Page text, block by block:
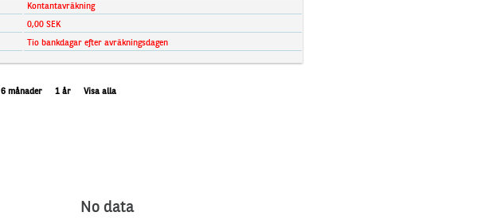
Kontantavräkning
0,00 SEK
Tio bankdagar efter avräkningsdagen
6 månader 1 år Visa alla
No data